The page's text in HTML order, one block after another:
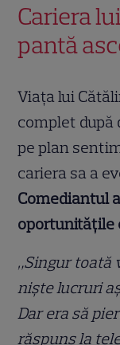
Cariera
pantă
Viața lui
complet după
pe plan
cariera sa a
Comediantul
oportunitățile
„Singur toată
niște lucruri
Dar era să
răspuns la